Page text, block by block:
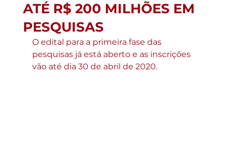
ATÉ R$ 200 MILHÕES EM
PESQUISAS
O edital para a primeira fase das
pesquisas já está aberto e as inscrições
vão até dia 30 de abril de 2020.